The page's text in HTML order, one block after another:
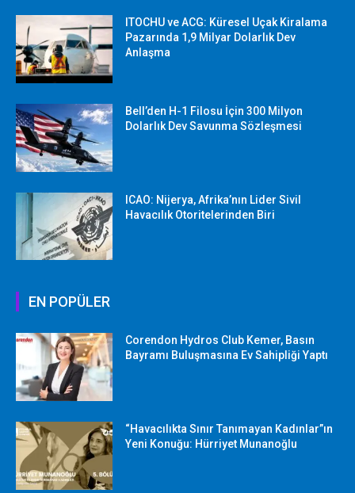
ITOCHU ve ACG: Küresel Uçak Kiralama
Pazarında 1,9 Milyar Dolarlık Dev
Anlaşma
Bell’den H-1 Filosu İçin 300 Milyon
Dolarlık Dev Savunma Sözleşmesi
ICAO: Nijerya, Afrika’nın Lider Sivil
Havacılık Otoritelerinden Biri
EN POPÜLER
Corendon Hydros Club Kemer, Basın
Bayramı Buluşmasına Ev Sahipliği Yaptı
“Havacılıkta Sınır Tanımayan Kadınlar”ın
Yeni Konuğu: Hürriyet Munanoğlu